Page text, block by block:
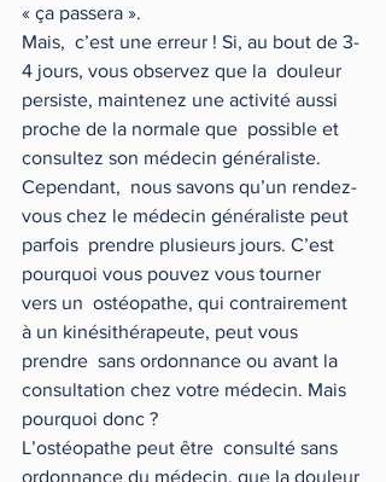
« ça passera ».
Mais,  c’est une erreur ! Si, au bout de 3-
4 jours, vous observez que la  douleur
persiste, maintenez une activité aussi
proche de la normale que  possible et
consultez son médecin généraliste.
Cependant,  nous savons qu’un rendez-
vous chez le médecin généraliste peut
parfois  prendre plusieurs jours. C’est
pourquoi vous pouvez vous tourner
vers un  ostéopathe, qui contrairement
à un kinésithérapeute, peut vous
prendre  sans ordonnance ou avant la
consultation chez votre médecin. Mais
pourquoi donc ?
L’ostéopathe peut être  consulté sans
ordonnance du médecin, que la douleur